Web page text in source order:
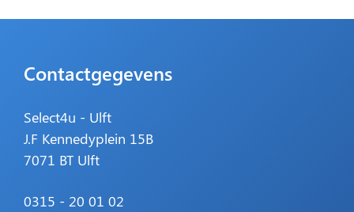
Contactgegevens
Select4u - Ulft
J.F Kennedyplein 15B
7071 BT Ulft
0315 - 20 01 02